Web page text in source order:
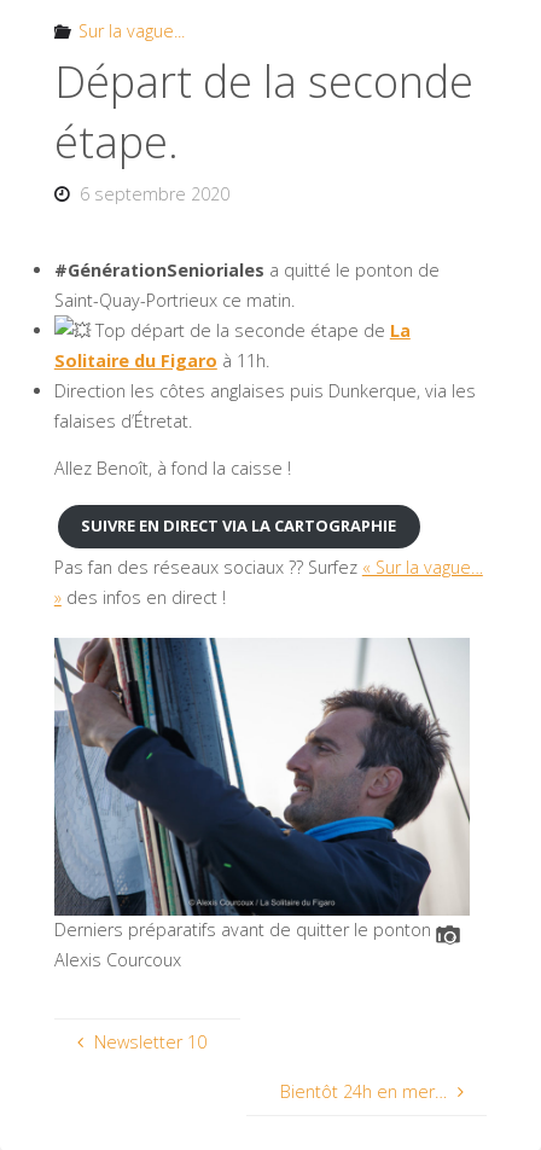
Sur la vague...
Départ de la seconde
étape.
6 septembre 2020
#GénérationSenioriales a quitté le ponton de
Saint-Quay-Portrieux ce matin.
Top départ de la seconde étape de La
Solitaire du Figaro à 11h.
Direction les côtes anglaises puis Dunkerque, via les
falaises d’Étretat.
Allez Benoît, à fond la caisse !
SUIVRE EN DIRECT VIA LA CARTOGRAPHIE
Pas fan des réseaux sociaux ?? Surfez « Sur la vague…
»des infos en direct !
Derniers préparatifs avant de quitter le ponton
Alexis Courcoux
Newsletter 10
Bientôt 24h en mer…